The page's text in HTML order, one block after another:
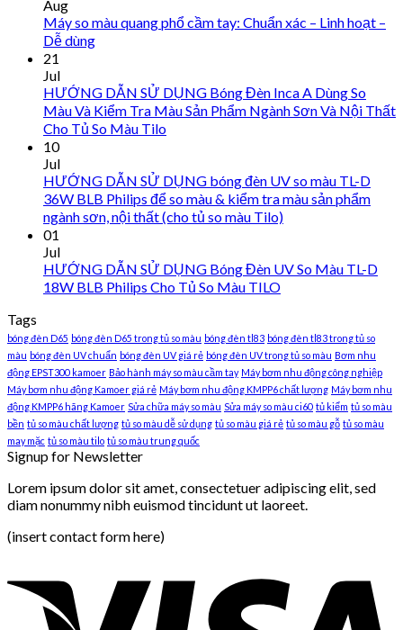
Aug
Máy so màu quang phổ cầm tay: Chuẩn xác – Linh hoạt –
Dễ dùng
21
Jul
HƯỚNG DẪN SỬ DỤNG Bóng Đèn Inca A Dùng So
Màu Và Kiểm Tra Màu Sản Phẩm Ngành Sơn Và Nội Thất
Cho Tủ So Màu Tilo
10
Jul
HƯỚNG DẪN SỬ DỤNG bóng đèn UV so màu TL-D
36W BLB Philips để so màu & kiểm tra màu sản phẩm
ngành sơn, nội thất (cho tủ so màu Tilo)
01
Jul
HƯỚNG DẪN SỬ DỤNG Bóng Đèn UV So Màu TL-D
18W BLB Philips Cho Tủ So Màu TILO
Tags
bóng đèn D65 bóng đèn D65 trong tủ so màu bóng đèn tl83 bóng đèn tl83 trong tủ so
màu bóng đèn UV chuẩn bóng đèn UV giá rẻ bóng đèn UV trong tủ so màu Bơm nhu
động EPST300 kamoer Bảo hành máy so màu cầm tay Máy bơm nhu động công nghiệp
Máy bơm nhu động Kamoer giá rẻ Máy bơm nhu động KMPP6 chất lượng Máy bơm nhu
động KMPP6 hãng Kamoer Sửa chữa máy so màu Sửa máy so màu ci60 tủ kiểm tủ so màu
bền tủ so màu chất lượng tủ so màu dễ sử dụng tủ so màu giá rẻ tủ so màu gỗ tủ so màu
may mặc tủ so màu tilo tủ so màu trung quốc
Signup for Newsletter
Lorem ipsum dolor sit amet, consectetuer adipiscing elit, sed
diam nonummy nibh euismod tincidunt ut laoreet.
(insert contact form here)